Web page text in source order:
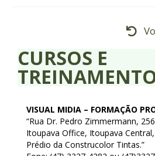
Convênios
Índices
Notícias
CURSOS E
VISUAL MIDIA – FORMAÇÃO
“Rua Dr. Pedro Zimmermann,
Itoupava Office, Itoupava
Prédio da Construcolor Tintas.”